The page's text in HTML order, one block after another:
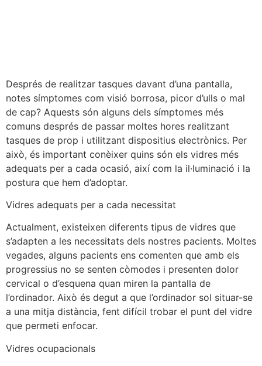
Després de realitzar tasques davant d’una pantalla,
notes símptomes com visió borrosa, picor d’ulls o mal
de cap? Aquests són alguns dels símptomes més
comuns després de passar moltes hores realitzant
tasques de prop i utilitzant dispositius electrònics. Per
això, és important conèixer quins són els vidres més
adequats per a cada ocasió, així com la il·luminació i la
postura que hem d’adoptar.
Vidres adequats per a cada necessitat
Actualment, existeixen diferents tipus de vidres que
s’adapten a les necessitats dels nostres pacients. Moltes
vegades, alguns pacients ens comenten que amb els
progressius no se senten còmodes i presenten dolor
cervical o d’esquena quan miren la pantalla de
l’ordinador. Això és degut a que l’ordinador sol situar-se
a una mitja distància, fent difícil trobar el punt del vidre
que permeti enfocar.
Vidres ocupacionals